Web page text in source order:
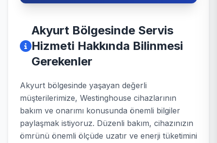
Akyurt Bölgesinde Servis
Hizmeti Hakkında Bilinmesi
Gerekenler
Akyurt bölgesinde yaşayan değerli
müşterilerimize, Westinghouse cihazlarının
bakım ve onarımı konusunda önemli bilgiler
paylaşmak istiyoruz. Düzenli bakım, cihazınızın
ömrünü önemli ölçüde uzatır ve enerji tüketimini